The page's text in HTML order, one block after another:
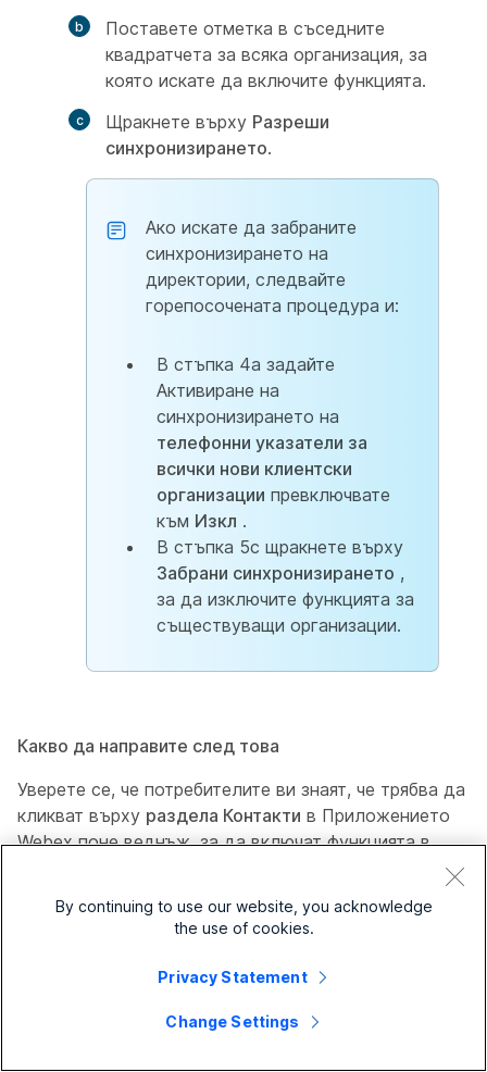
Поставете отметка в съседните
квадратчета за всяка организация, за
която искате да включите функцията.
Щракнете върху Разреши
синхронизирането.
Ако искате да забраните
синхронизирането на
директории, следвайте
горепосочената процедура и:
В стъпка 4a задайте
Активиране на
синхронизирането на
телефонни указатели за
всички нови клиентски
организации превключвате
към Изкл .
В стъпка 5c щракнете върху
Забрани синхронизирането ,
за да изключите функцията за
съществуващи организации.
Какво да направите след това
Уверете се, че потребителите ви знаят, че трябва да
кликват върху раздела Контакти в Приложението
Webex поне веднъж, за да включат функцията в
синхронизиране
By continuing to use our website, you acknowledge
the use of cookies.
Privacy Statement
Change Settings